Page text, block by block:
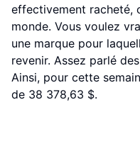
effectivement racheté,
monde. Vous voulez
une marque pour
revenir. Assez parlé
Ainsi, pour cette
de 38 378,63 $.